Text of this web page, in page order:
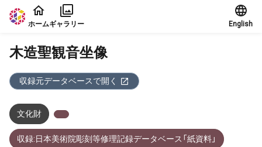
本文に飛ぶ
ホームギャラリー English
木造聖観音坐像
収録元データベースで開く
文化財
収録:日本美術院彫刻等修理記録データベース「紙資料」